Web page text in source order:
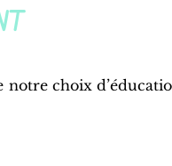
choix